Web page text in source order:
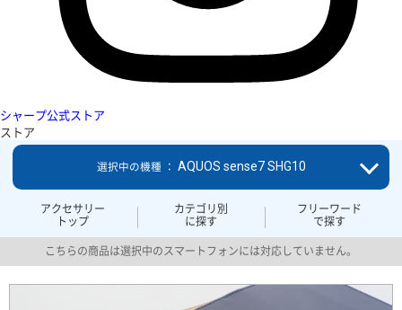
シャープ公式ストア
ストア
アクセサリー
トップ
カテゴリ別
に探す
フリーワード
で探す
選択中の機種 ： AQUOS sense7 SHG10
こちらの商品は選択中のスマートフォンには対応していません。